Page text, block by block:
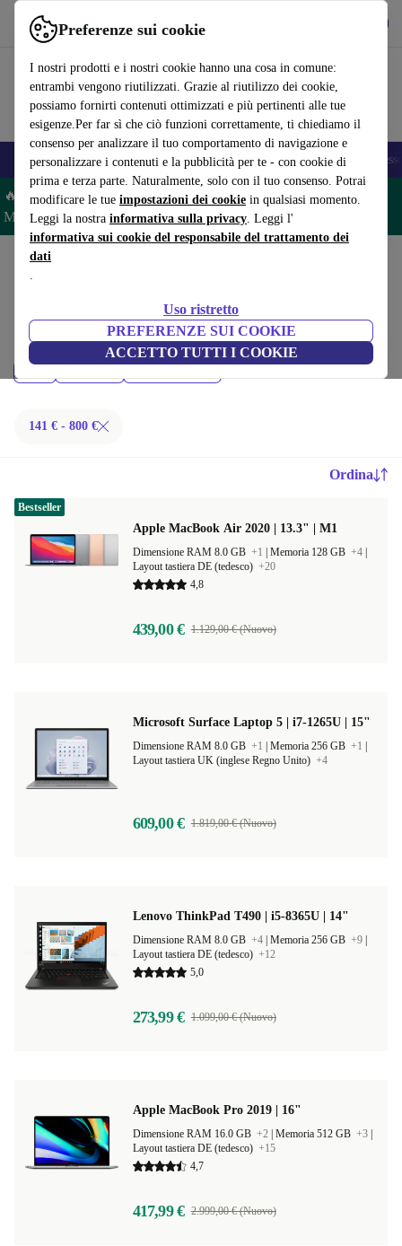
Preferenze sui cookie
I nostri prodotti e i nostri cookie hanno una cosa in comune:
entrambi vengono riutilizzati. Grazie al riutilizzo dei cookie,
possiamo fornirti contenuti ottimizzati e più pertinenti alle tue
esigenze.Per far sì che ciò funzioni correttamente, ti chiediamo il
consenso per analizzare il tuo comportamento di navigazione e
personalizzare i contenuti e la pubblicità per te - con cookie di
prima e terza parte. Naturalmente, solo con il tuo consenso. Potrai
modificare le tue impostazioni dei cookie in qualsiasi momento.
Leggi la nostra informativa sulla privacy. Leggi l'
informativa sui cookie del responsabile del trattamento dei
dati
.
Uso ristretto
PREFERENZE SUI COOKIE
ACCETTO TUTTI I COOKIE
Usa refurbed in modo rapido e semplice
🎒 Back to school Smartphone Portatili Tablet Smartwatch
🔥 Risparmia il 5% IN PIÙ su MacBook e iPad– Codice:
MACPAD5 –Condizioni
Home
Portatili ricondizionati certificati sotto 800 – risparmia fino al 40%. Resi
entro 30 giorni e garanzia di 12 mesi. Acquista in modo sostenibile oggi!
141 € - 800 €
Ordina
Apple MacBook Air 2020 | 13.3" | M1
Dimensione RAM 8.0 GB +1 Memoria 128 GB +4
Layout tastiera DE (tedesco) +20
4,8
439,00 € 1.129,00 € (Nuovo)
Bestseller
Microsoft Surface Laptop 5 | i7-1265U | 15"
Dimensione RAM 8.0 GB +1 Memoria 256 GB +1
Layout tastiera UK (inglese Regno Unito) +4
609,00 € 1.819,00 € (Nuovo)
Lenovo ThinkPad T490 | i5-8365U | 14"
Dimensione RAM 8.0 GB +4 Memoria 256 GB +9
Layout tastiera DE (tedesco) +12
5,0
273,99 € 1.099,00 € (Nuovo)
Apple MacBook Pro 2019 | 16"
Dimensione RAM 16.0 GB +2 Memoria 512 GB +3
Layout tastiera DE (tedesco) +15
4,7
417,99 € 2.999,00 € (Nuovo)